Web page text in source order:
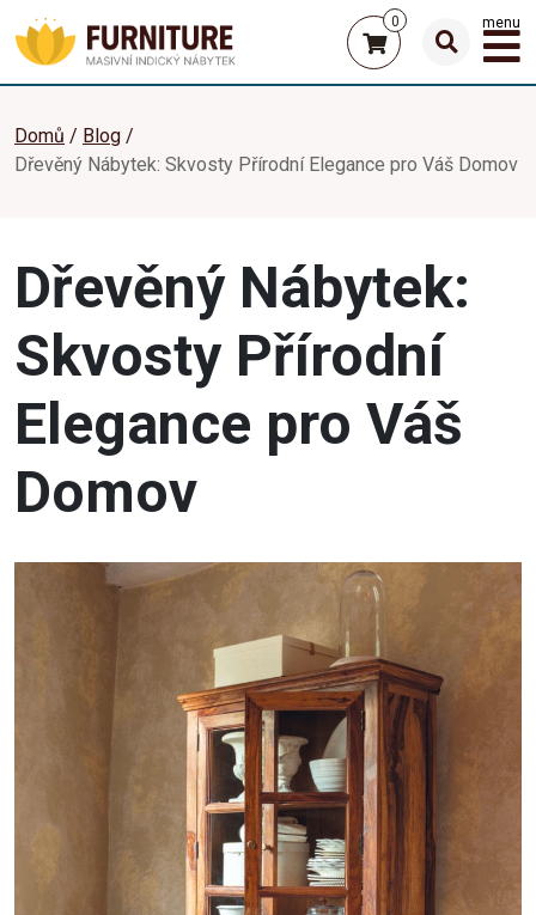
0 menu
Domů
Blog
Dřevěný Nábytek: Skvosty Přírodní Elegance pro Váš Domov
Dřevěný Nábytek:
Skvosty Přírodní
Elegance pro Váš
Domov